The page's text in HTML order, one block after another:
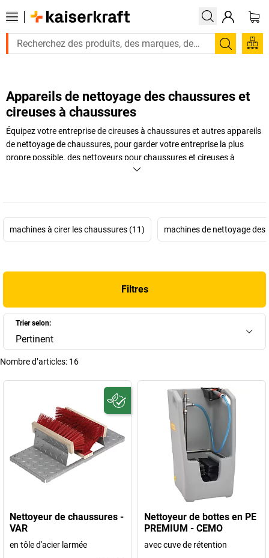
Appareils de nettoyage des chaussures et
cireuses à chaussures
Équipez votre entreprise de cireuses à chaussures et autres appareils
de nettoyage de chaussures, pour garder votre entreprise la plus
propre possible. des nettoyeurs pour chaussures et cireuses à
chaussures, votre entreprise est toujours propre. Les particules de
nettoyage de chaussures et munissez vous de votre nouvelle cireuse
+Afficher plus
machines à cirer les chaussures (11) machines de nettoyage des
Filtres
Trier selon:
Pertinent
Nombre d’articles: 16
Nettoyeur de chaussures -
VAR
en tôle d'acier larmée
Nettoyeur de bottes en PE
PREMIUM - CEMO
avec cuve de rétention